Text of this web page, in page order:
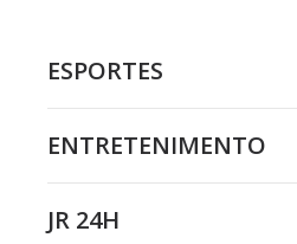
ESPORTES
ENTRETENIMENTO
JR 24H